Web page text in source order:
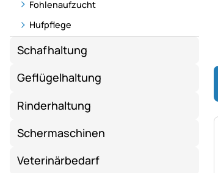
Fohlenaufzucht
Hufpflege
Schafhaltung
Geflügelhaltung
Rinderhaltung
Schermaschinen
Veterinärbedarf